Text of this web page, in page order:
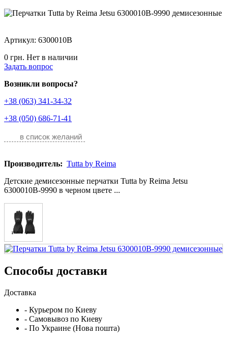
Артикул: 6300010B
0 грн. Нет в наличии
Задать вопрос
Возникли вопросы?
+38 (063) 341-34-32
+38 (050) 686-71-41
в список желаний
Производитель: Tutta by Reima
Детские демисезонные перчатки Tutta by Reima Jetsu
6300010B-9990 в черном цвете ...
Способы доставки
Доставка
- Курьером по Киеву
- Самовывоз по Киеву
- По Украине (Нова пошта)